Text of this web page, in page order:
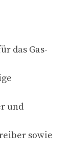
das Gas-
und
sowie